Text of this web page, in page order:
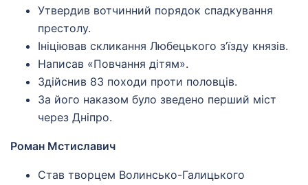
Утвердив вотчинний порядок спадкування
престолу.
Ініціював скликання Любецького з’їзду князів.
Написав «Повчання дітям».
Здійснив 83 походи проти половців.
За його наказом було зведено перший міст
через Дніпро.
Роман Мстиславич
Став творцем Волинсько-Галицького